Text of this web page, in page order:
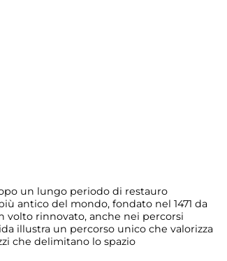
un lungo periodo di restauro
antico del mondo, fondato nel 1471 da
volto rinnovato, anche nei percorsi
illustra un percorso unico che valorizza
che delimitano lo spazio